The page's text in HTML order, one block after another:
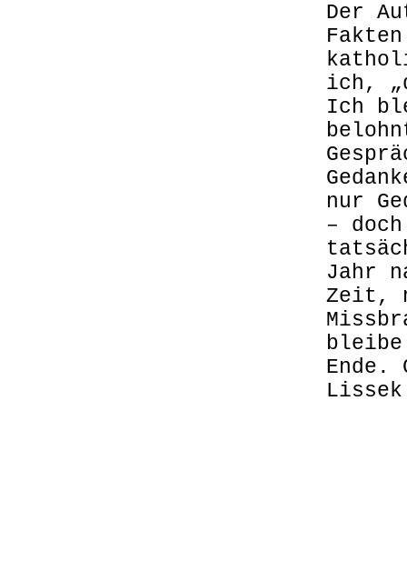
Der
ich,
Ich
nur
–
Jahr
Zeit,
Ende.